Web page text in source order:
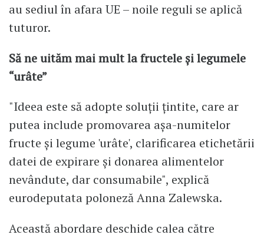
au sediul în afara UE – noile reguli se aplică
tuturor.
Să ne uităm mai mult la fructele și legumele
“urâte”
"Ideea este să adopte soluții țintite, care ar
putea include promovarea așa-numitelor
fructe și legume 'urâte', clarificarea etichetării
datei de expirare și donarea alimentelor
nevândute, dar consumabile", explică
eurodeputata poloneză Anna Zalewska.
Această abordare deschide calea către